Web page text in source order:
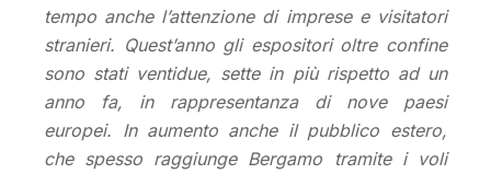
tempo anche l’attenzione di imprese e visitatori
stranieri. Quest’anno gli espositori oltre confine
sono stati ventidue, sette in più rispetto ad un
anno fa, in rappresentanza di nove paesi
europei. In aumento anche il pubblico estero,
che spesso raggiunge Bergamo tramite i voli